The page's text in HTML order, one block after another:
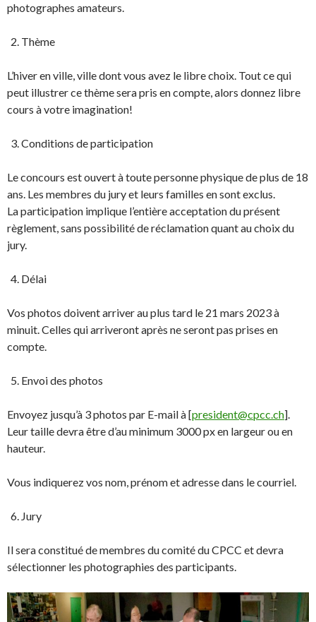
photographes amateurs.
Thème
L’hiver en ville, ville dont vous avez le libre choix. Tout ce qui
peut illustrer ce thème sera pris en compte, alors donnez libre
cours à votre imagination!
Conditions de participation
Le concours est ouvert à toute personne physique de plus de 18
ans. Les membres du jury et leurs familles en sont exclus.
La participation implique l’entière acceptation du présent
règlement, sans possibilité de réclamation quant au choix du
jury.
Délai
Vos photos doivent arriver au plus tard le 21 mars 2023 à
minuit. Celles qui arriveront après ne seront pas prises en
compte.
Envoi des photos
Envoyez jusqu’à 3 photos par E-mail à [president@cpcc.ch].
Leur taille devra être d’au minimum 3000 px en largeur ou en
hauteur.
Vous indiquerez vos nom, prénom et adresse dans le courriel.
Jury
Il sera constitué de membres du comité du CPCC et devra
sélectionner les photographies des participants.